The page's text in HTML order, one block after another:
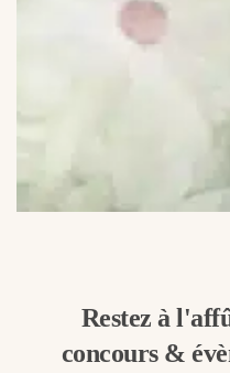
Restez à
concours &